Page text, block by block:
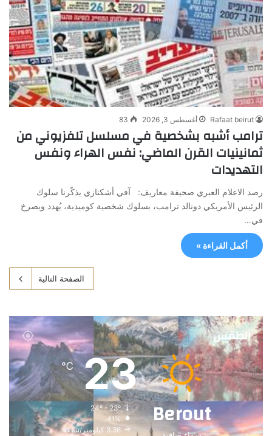
Rafaat beirut أغسطس 3, 2026 83
ترامب أشبه بشخصية في مسلسل تلفزيوني من
ثمانينيات القرن الماضي: نفس الهراء ونفس
التهديدات
رصد الاعلام العبري صحيفة معاريف: آفي أشكنازي يذكّرنا سلوك
الرئيس الأمريكي دونالد ترامب، بسلوك شخصية كوميدية، يُهدد ويصرخ
في…
أكمل القراءة »
الصفحة التالية
الطقس
Berout
23
℃
24º - 23º
41%
3.36 كيلومتر/ساعة